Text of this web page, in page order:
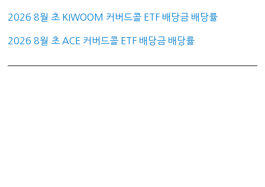
2026 8월 초 KIWOOM 커버드콜 ETF 배당금 배당률
2026 8월 초 ACE 커버드콜 ETF 배당금 배당률